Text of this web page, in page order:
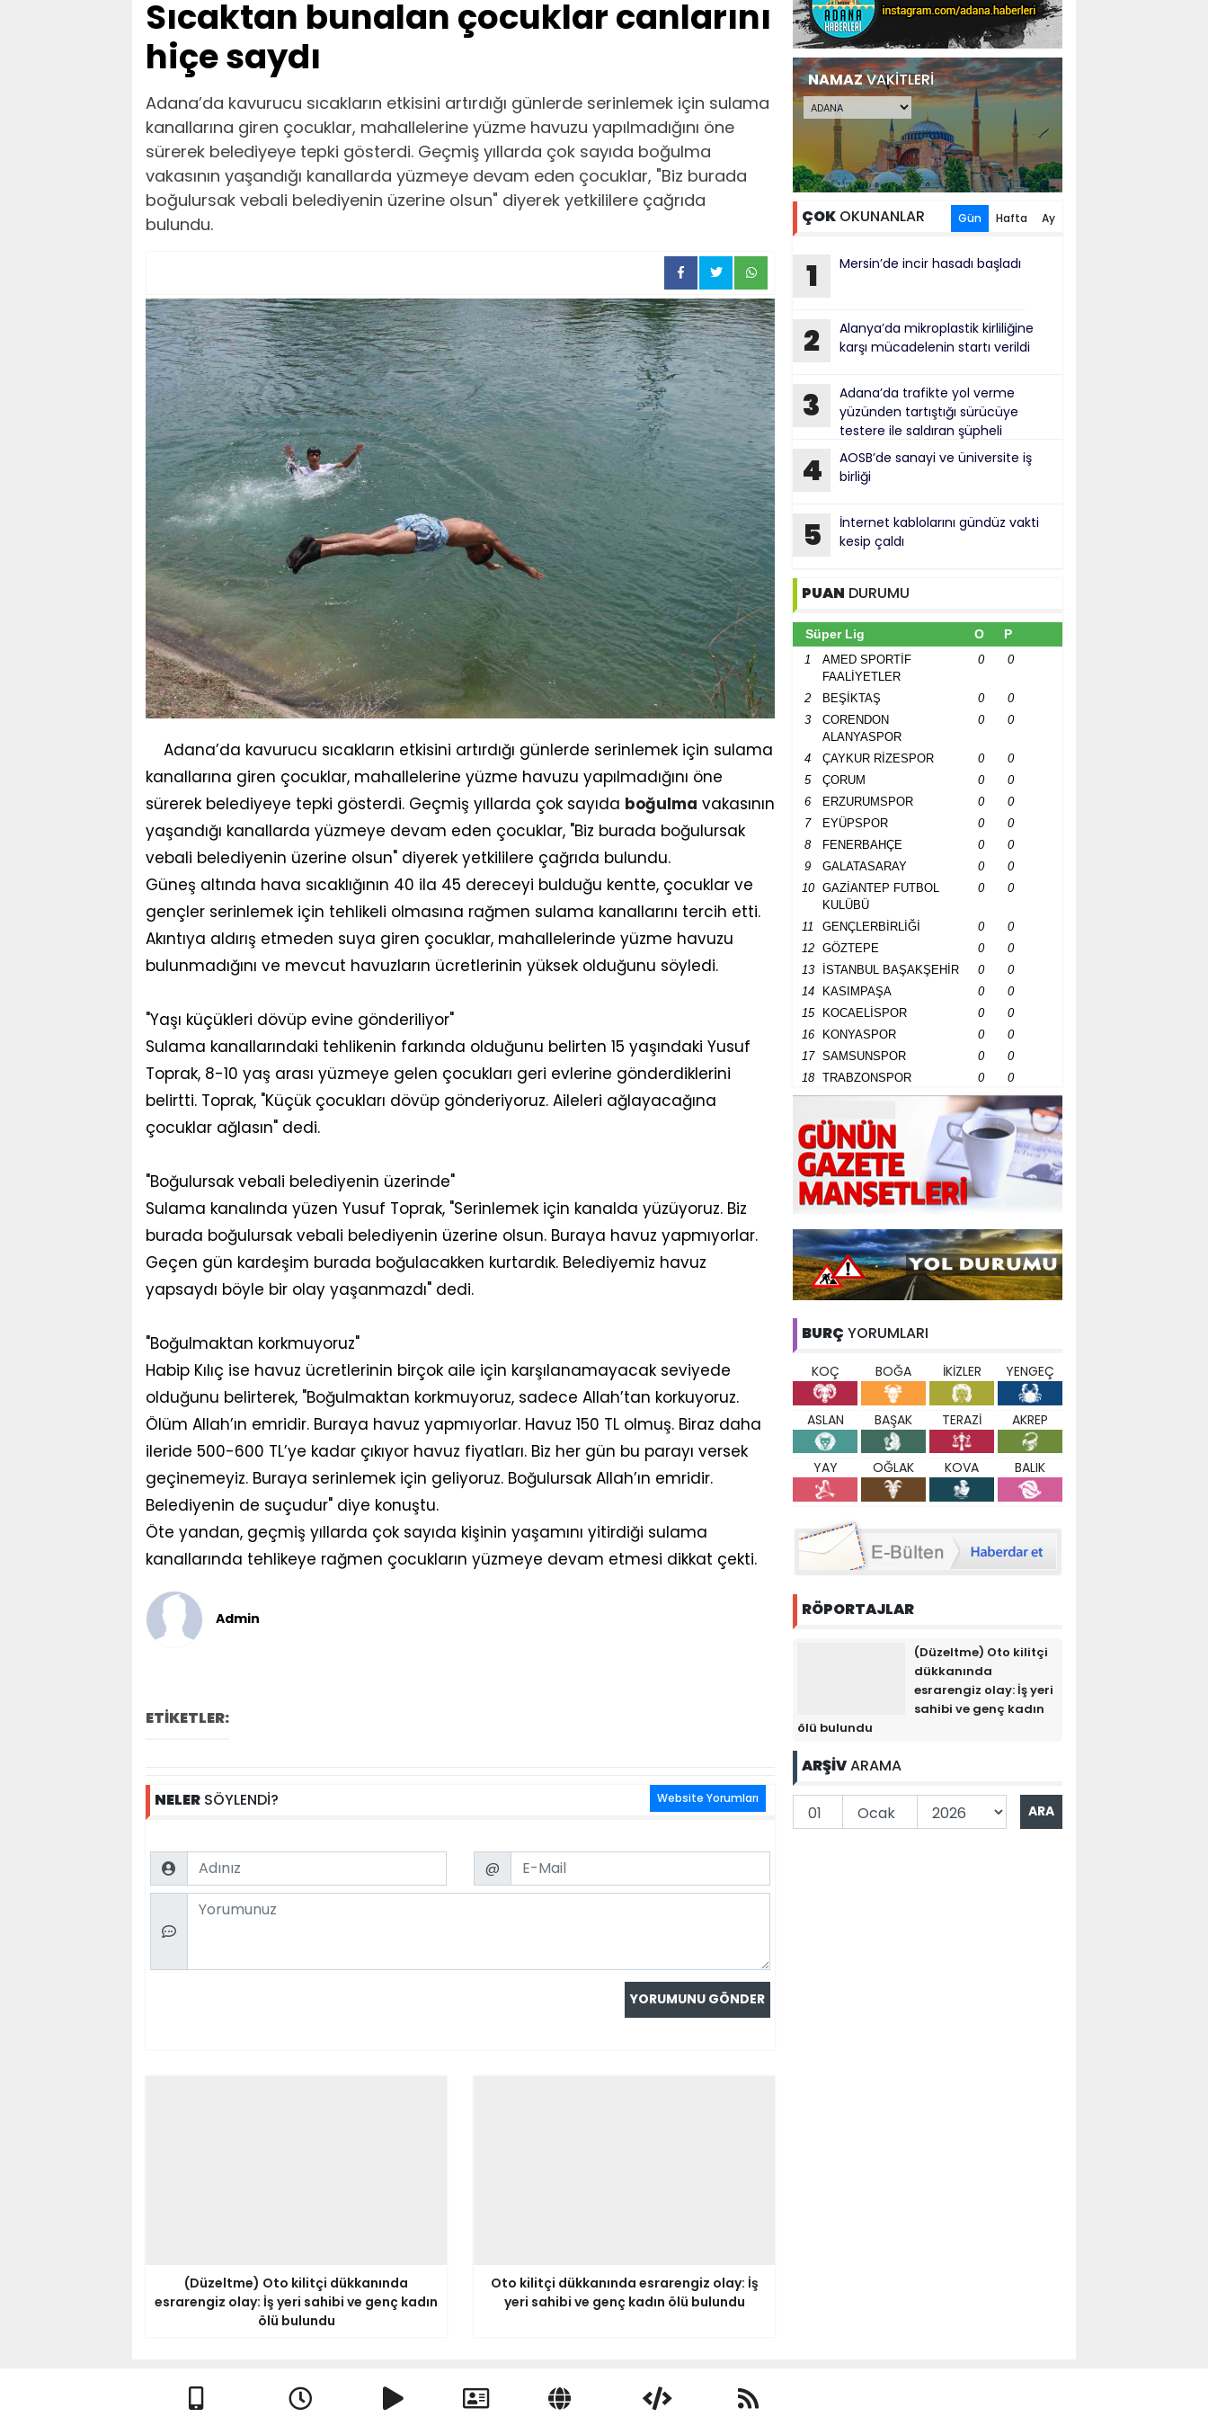
Sıcaktan bunalan çocuklar canlarını
hiçe saydı
Adana’da kavurucu sıcakların etkisini artırdığı günlerde serinlemek için sulama
kanallarına giren çocuklar, mahallelerine yüzme havuzu yapılmadığını öne
sürerek belediyeye tepki gösterdi. Geçmiş yıllarda çok sayıda boğulma
vakasının yaşandığı kanallarda yüzmeye devam eden çocuklar, "Biz burada
boğulursak vebali belediyenin üzerine olsun" diyerek yetkililere çağrıda
bulundu.
Adana’da kavurucu sıcakların etkisini artırdığı günlerde serinlemek için sulama
kanallarına giren çocuklar, mahallelerine yüzme havuzu yapılmadığını öne
sürerek belediyeye tepki gösterdi. Geçmiş yıllarda çok sayıda boğulma vakasının
yaşandığı kanallarda yüzmeye devam eden çocuklar, "Biz burada boğulursak
vebali belediyenin üzerine olsun" diyerek yetkililere çağrıda bulundu.
Güneş altında hava sıcaklığının 40 ila 45 dereceyi bulduğu kentte, çocuklar ve
gençler serinlemek için tehlikeli olmasına rağmen sulama kanallarını tercih etti.
Akıntıya aldırış etmeden suya giren çocuklar, mahallelerinde yüzme havuzu
bulunmadığını ve mevcut havuzların ücretlerinin yüksek olduğunu söyledi.
"Yaşı küçükleri dövüp evine gönderiliyor"
Sulama kanallarındaki tehlikenin farkında olduğunu belirten 15 yaşındaki Yusuf
Toprak, 8-10 yaş arası yüzmeye gelen çocukları geri evlerine gönderdiklerini
belirtti. Toprak, "Küçük çocukları dövüp gönderiyoruz. Aileleri ağlayacağına
çocuklar ağlasın" dedi.
"Boğulursak vebali belediyenin üzerinde"
Sulama kanalında yüzen Yusuf Toprak, "Serinlemek için kanalda yüzüyoruz. Biz
burada boğulursak vebali belediyenin üzerine olsun. Buraya havuz yapmıyorlar.
Geçen gün kardeşim burada boğulacakken kurtardık. Belediyemiz havuz
yapsaydı böyle bir olay yaşanmazdı" dedi.
"Boğulmaktan korkmuyoruz"
Habip Kılıç ise havuz ücretlerinin birçok aile için karşılanamayacak seviyede
olduğunu belirterek, "Boğulmaktan korkmuyoruz, sadece Allah’tan korkuyoruz.
Ölüm Allah’ın emridir. Buraya havuz yapmıyorlar. Havuz 150 TL olmuş. Biraz daha
ileride 500-600 TL’ye kadar çıkıyor havuz fiyatları. Biz her gün bu parayı versek
geçinemeyiz. Buraya serinlemek için geliyoruz. Boğulursak Allah’ın emridir.
Belediyenin de suçudur" diye konuştu.
Öte yandan, geçmiş yıllarda çok sayıda kişinin yaşamını yitirdiği sulama
kanallarında tehlikeye rağmen çocukların yüzmeye devam etmesi dikkat çekti.
Admin
ETİKETLER:
NELER SÖYLENDİ? Website Yorumları
Name Email
@
Comment
(Düzeltme) Oto kilitçi dükkanında
esrarengiz olay: İş yeri sahibi ve genç kadın
ölü bulundu
Oto kilitçi dükkanında esrarengiz olay: İş
yeri sahibi ve genç kadın ölü bulundu
NAMAZVAKİTLERİ
ÇOK OKUNANLAR Gün Hafta Ay
1 Mersin’de incir hasadı başladı
2
Alanya’da mikroplastik kirliliğine
karşı mücadelenin startı verildi
3
Adana’da trafikte yol verme
yüzünden tartıştığı sürücüye
testere ile saldıran şüpheli
tutuklandı
4
AOSB’de sanayi ve üniversite iş
birliği
5
İnternet kablolarını gündüz vakti
kesip çaldı
PUAN DURUMU
Süper Lig O P
1
AMED SPORTİF
FAALİYETLER
0 0
2 BEŞİKTAŞ 0
0
3
CORENDON
ALANYASPOR
0 0
4 ÇAYKUR RİZESPOR 0
0
5
ÇORUM 0
0
6
ERZURUMSPOR 0
0
7
EYÜPSPOR 0
0
8
FENERBAHÇE 0
0
9
GALATASARAY 0
0
10
GAZİANTEP FUTBOL
KULÜBÜ
0 0
11 GENÇLERBİRLİĞİ 0
0
12
GÖZTEPE 0
0
13
İSTANBUL BAŞAKŞEHİR 0
0
14
KASIMPAŞA 0
0
15
KOCAELİSPOR 0
0
16
KONYASPOR 0
0
17
SAMSUNSPOR 0
0
18
TRABZONSPOR 0 0
BURÇ YORUMLARI
KOÇ BOĞA İKİZLER YENGEÇ
ASLAN BAŞAK TERAZİ AKREP
YAY OĞLAK KOVA BALIK
RÖPORTAJLAR
(Düzeltme) Oto kilitçi
dükkanında
esrarengiz olay: İş yeri
sahibi ve genç kadın
ölü bulundu
ARŞİVARAMA